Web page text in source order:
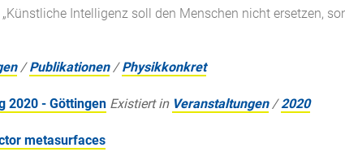
Intelligenz soll den Menschen nicht ersetzen,
/Publikationen /Physikkonkret
2020 - Göttingen Existiert in Veranstaltungen /2020
metasurfaces